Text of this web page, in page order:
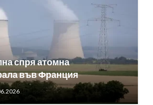
спря атомна
във Франция